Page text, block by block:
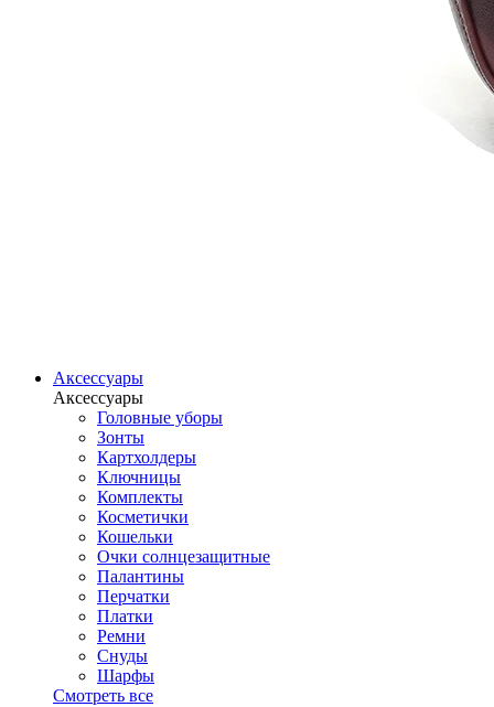
Аксессуары
Аксессуары
Головные уборы
Зонты
Картхолдеры
Ключницы
Комплекты
Косметички
Кошельки
Очки солнцезащитные
Палантины
Перчатки
Платки
Ремни
Снуды
Шарфы
Смотреть все